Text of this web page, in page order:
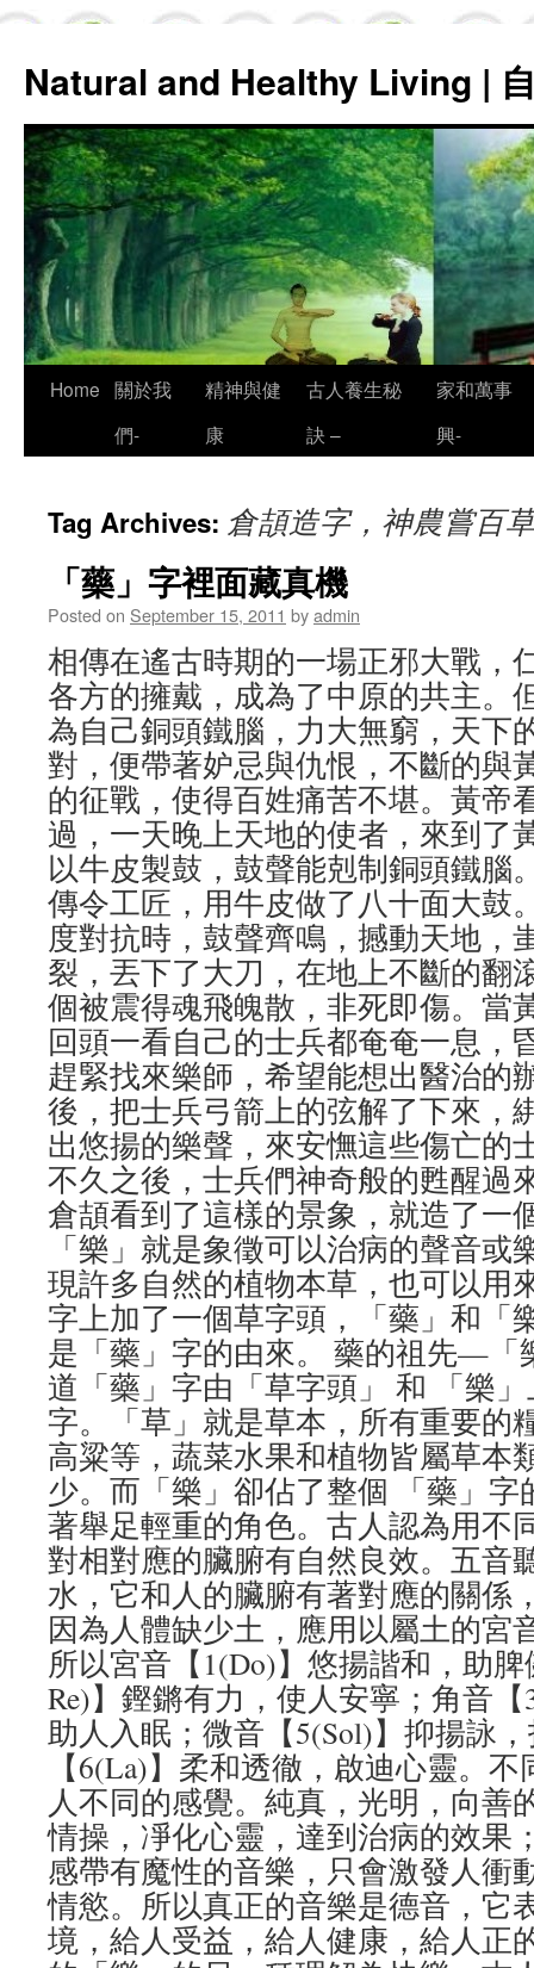
Natural and Healthy Living |
Skip
Home 關於我
們-
精神與健
康
古人養生秘
訣 –
家和萬事
興-
Tag Archives: 倉頡造字，神農嘗百
「藥」字裡面藏真機
Posted on September 15, 2011 byadmin
相傳在遙古時期的一場正邪大戰，
各方的擁戴，成為了中原的共主。
為自己銅頭鐵腦，力大無窮，天下
對，便帶著妒忌與仇恨，不斷的與
的征戰，使得百姓痛苦不堪。黃帝
過，一天晚上天地的使者，來到了
以牛皮製鼓，鼓聲能剋制銅頭鐵腦
傳令工匠，用牛皮做了八十面大鼓
度對抗時，鼓聲齊鳴，撼動天地，
裂，丟下了大刀，在地上不斷的翻
個被震得魂飛魄散，非死即傷。當
回頭一看自己的士兵都奄奄一息，
趕緊找來樂師，希望能想出醫治的
後，把士兵弓箭上的弦解了下來，
出悠揚的樂聲，來安憮這些傷亡的
不久之後，士兵們神奇般的甦醒過
倉頡看到了這樣的景象，就造了一
「樂」就是象徵可以治病的聲音或
現許多自然的植物本草，也可以用
字上加了一個草字頭，「藥」和「
是「藥」字的由來。 藥的祖先—「
道「藥」字由「草字頭」 和 「樂
字。「草」就是草本，所有重要的
高粱等，蔬菜水果和植物皆屬草本
少。而「樂」卻佔了整個 「藥」
著舉足輕重的角色。古人認為用不
對相對應的臟腑有自然良效。五音
水，它和人的臟腑有著對應的關係
因為人體缺少土，應用以屬土的宮
所以宮音【1(Do)】悠揚諧和，助
Re)】鏗鏘有力，使人安寧；角音
助人入眠；微音【5(Sol)】抑揚詠
【6(La)】柔和透徹，啟迪心靈。
人不同的感覺。純真，光明，向善
情操，凈化心靈，達到治病的效果
感帶有魔性的音樂，只會激發人衝
情慾。所以真正的音樂是德音，它
境，給人受益，給人健康，給人正